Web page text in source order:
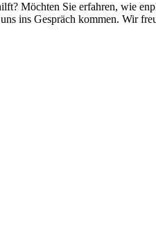
Möchten Sie erfahren, wie
ins Gespräch kommen. Wir